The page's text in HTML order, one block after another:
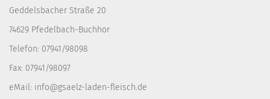
Geddelsbacher Straße 20
74629 Pfedelbach-Buchhor
Telefon: 07941/98098
Fax: 07941/98097
eMail: info@gsaelz-laden-fleisch.de